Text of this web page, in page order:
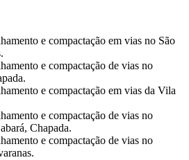
e compactação em vias no São
e compactação de vias no
e compactação em vias da Vila
e compactação de vias no
Chapada.
e compactação de vias no